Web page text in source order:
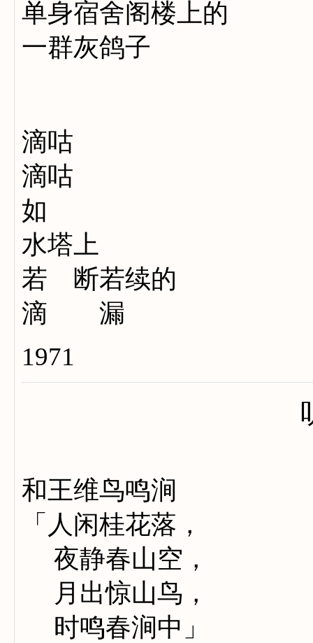
单身宿舍阁楼上的
一群灰鸽子
滴咕
滴咕
如
水塔上
若 断若续的
滴 漏
1971
和王维鸟鸣涧
「人闲桂花落，
夜静春山空，
月出惊山鸟，
时鸣春涧中」